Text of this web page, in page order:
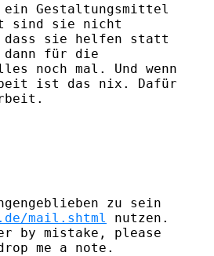
Gestaltungsmittel
sind sie nicht
sie helfen statt
für die
noch mal. Und wenn
ist das nix. Dafür
zu sein
mail.shtml
nutzen.
by mistake, please
me a note.